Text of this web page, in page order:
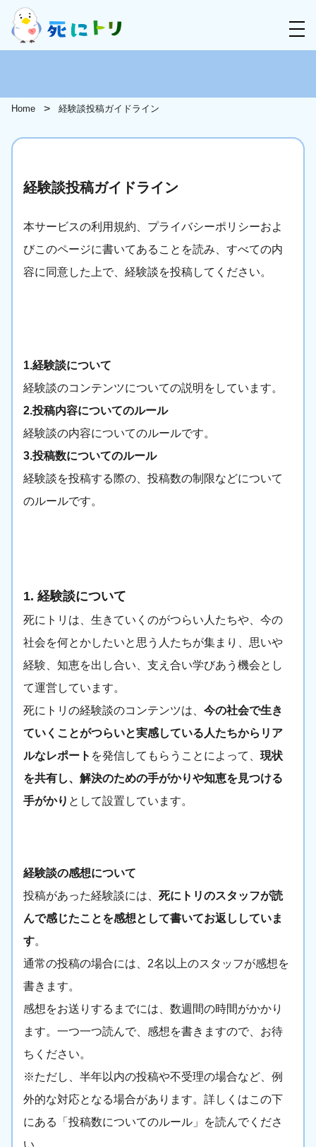
Home 経験談投稿ガイドライン
経験談投稿ガイドライン
本サービスの利用規約、プライバシーポリシーおよ
びこのページに書いてあることを読み、すべての内
容に同意した上で、経験談を投稿してください。
1.経験談について
経験談のコンテンツについての説明をしています。
2.投稿内容についてのルール
経験談の内容についてのルールです。
3.投稿数についてのルール
経験談を投稿する際の、投稿数の制限などについて
のルールです。
1. 経験談について
死にトリは、生きていくのがつらい人たちや、今の
社会を何とかしたいと思う人たちが集まり、思いや
経験、知恵を出し合い、支え合い学びあう機会とし
て運営しています。
死にトリの経験談のコンテンツは、 今の社会で生き
ていくことがつらいと実感している人たちからリア
ルなレポート を発信してもらうことによって、 現状
を共有し、解決のための手がかりや知恵を見つける
手がかり として設置しています。
経験談の感想について
投稿があった経験談には、 死にトリのスタッフが読
んで感じたことを感想として書いてお返ししていま
す。
通常の投稿の場合には、2名以上のスタッフが感想を
書きます。
感想をお送りするまでには、数週間の時間がかかり
ます。一つ一つ読んで、感想を書きますので、お待
ちください。
※ただし、半年以内の投稿や不受理の場合など、例
外的な対応となる場合があります。詳しくはこの下
にある「投稿数についてのルール」を読んでくださ